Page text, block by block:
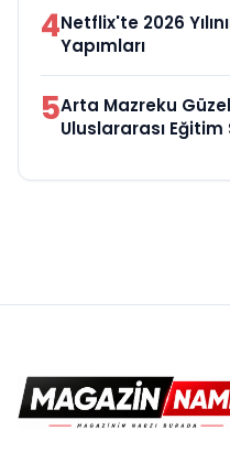
4Netflix'te 2026
Yapımları
5Arta Mazreku
Uluslararası Eğitim